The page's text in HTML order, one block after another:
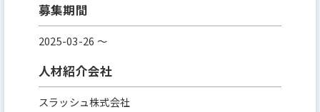
募集期間
2025-03-26 〜
人材紹介会社
スラッシュ株式会社